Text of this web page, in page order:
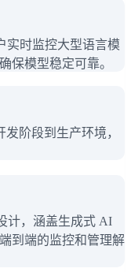
实时监控大型语言模
保模型稳定可靠。
阶段到生产环境，
计，涵盖生成式 AI
到端的监控和管理解